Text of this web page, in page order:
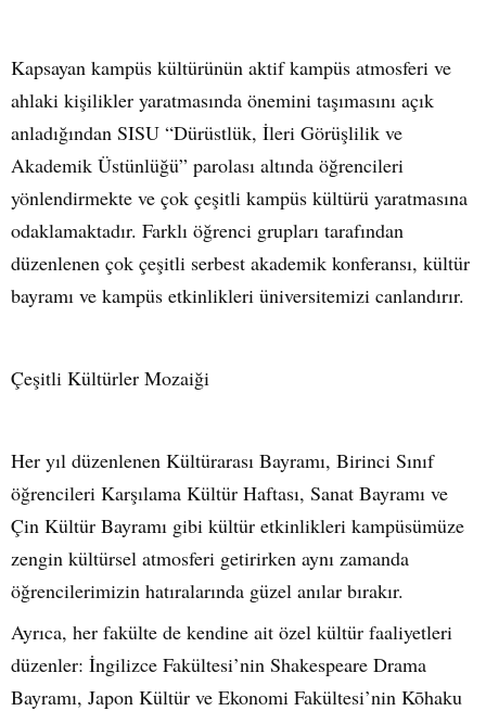
Kapsayan kampüs kültürünün aktif kampüs atmosferi ve
ahlaki kişilikler yaratmasında önemini taşımasını açık
anladığından SISU “Dürüstlük, İleri Görüşlilik ve
Akademik Üstünlüğü” parolası altında öğrencileri
yönlendirmekte ve çok çeşitli kampüs kültürü yaratmasına
odaklamaktadır. Farklı öğrenci grupları tarafından
düzenlenen çok çeşitli serbest akademik konferansı, kültür
bayramı ve kampüs etkinlikleri üniversitemizi canlandırır.
Çeşitli Kültürler Mozaiği
Her yıl düzenlenen Kültürarası Bayramı, Birinci Sınıf
öğrencileri Karşılama Kültür Haftası, Sanat Bayramı ve
Çin Kültür Bayramı gibi kültür etkinlikleri kampüsümüze
zengin kültürsel atmosferi getirirken aynı zamanda
öğrencilerimizin hatıralarında güzel anılar bırakır.
Ayrıca, her fakülte de kendine ait özel kültür faaliyetleri
düzenler: İngilizce Fakültesi’nin Shakespeare Drama
Bayramı, Japon Kültür ve Ekonomi Fakültesi’nin Kōhaku